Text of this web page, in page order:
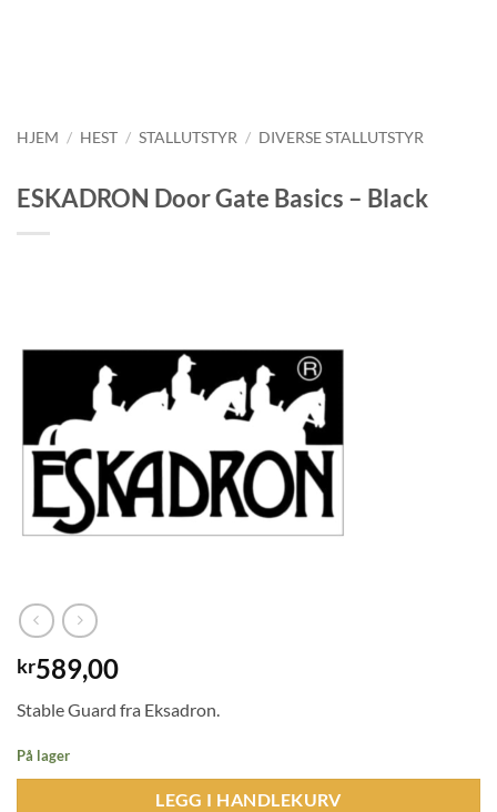
HJEM / HEST / STALLUTSTYR / DIVERSE STALLUTSTYR
ESKADRON Door Gate Basics – Black
kr589,00
Stable Guard fra Eksadron.
På lager
LEGG I HANDLEKURV